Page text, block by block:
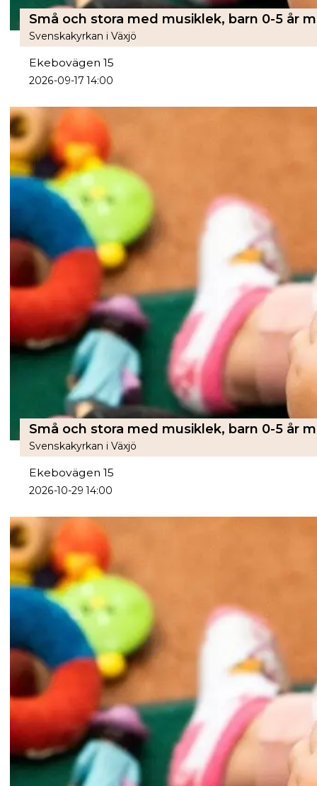
Svenskakyrkan i Växjö
Ekebovägen 15
2026-09-17 14:00
Svenskakyrkan i Växjö
Ekebovägen 15
2026-10-29 14:00